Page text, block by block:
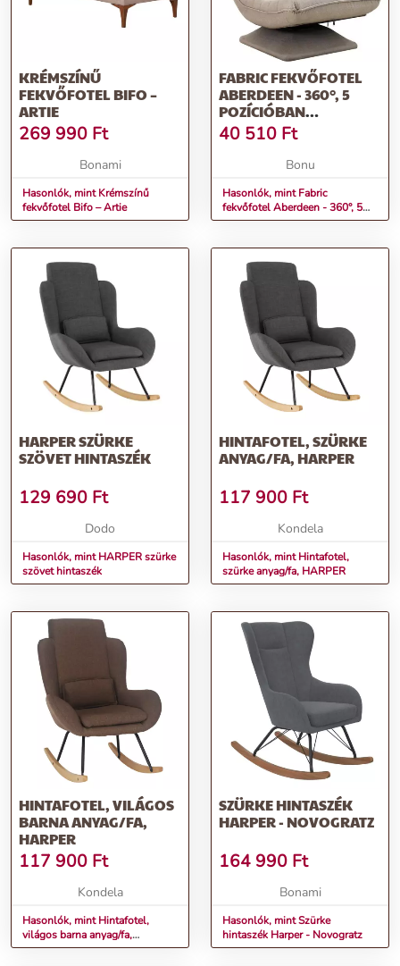
KRÉMSZÍNŰ
FEKVŐFOTEL BIFO –
ARTIE
269 990 Ft
Bonami
Hasonlók, mint Krémszínű
fekvőfotel Bifo – Artie
FABRIC FEKVŐFOTEL
ABERDEEN - 360°, 5
POZÍCIÓBAN
KRÉMSZÍNŰ
40 510 Ft
Bonu
Hasonlók, mint Fabric
fekvőfotel Aberdeen - 360°, 5
pozícióban krémszínű
HARPER SZÜRKE
SZÖVET HINTASZÉK
129 690 Ft
Dodo
Hasonlók, mint HARPER szürke
szövet hintaszék
HINTAFOTEL, SZÜRKE
ANYAG/FA, HARPER
117 900 Ft
Kondela
Hasonlók, mint Hintafotel,
szürke anyag/fa, HARPER
HINTAFOTEL, VILÁGOS
BARNA ANYAG/FA,
HARPER
117 900 Ft
Kondela
Hasonlók, mint Hintafotel,
világos barna anyag/fa,
HARPER
SZÜRKE HINTASZÉK
HARPER - NOVOGRATZ
164 990 Ft
Bonami
Hasonlók, mint Szürke
hintaszék Harper - Novogratz